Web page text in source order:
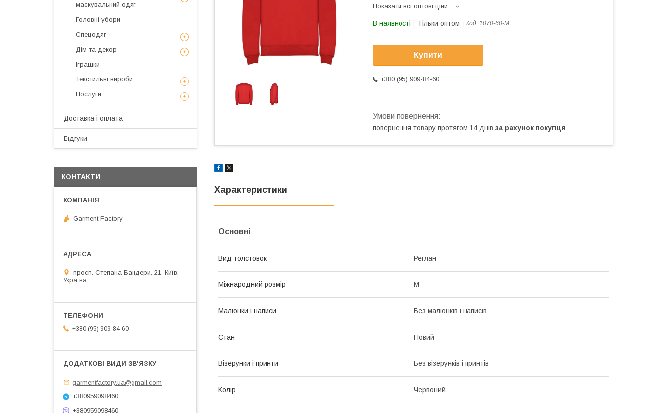
Показати всі оптові ціни
В наявності Тільки оптом Код: 1070-60-M
Купити
+380 (95) 909-84-60
повернення товару протягом 14 днів за рахунок покупця
Характеристики
Основні
Вид толстовок Реглан
Міжнародний розмір M
Малюнки і написи Без малюнків і написів
Стан Новий
Візерунки і принти Без візерунків і принтів
Колір Червоний
маскувальний одяг
Головні убори
Спецодяг
Дім та декор
Іграшки
Текстильні вироби
Послуги
Доставка і оплата
Відгуки
КОНТАКТИ
Garment Factory
просп. Степана Бандери, 21, Київ,
Україна
+380 (95) 909-84-60
garmentfactory.ua@gmail.com
+380959098460
+380959098460